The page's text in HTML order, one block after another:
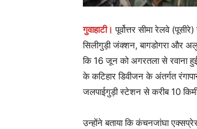
गुवाहाटी। पूर्वोत्तर सीमा रेलवे
सिलीगुड़ी जंक्शन, बागडोगरा और
कि 16 जून को अगरतला से रवाना
के कटिहार डिवीजन के अंतर्गत
जलपाईगुड़ी स्टेशन से करीब 10
उन्होंने बताया कि कंचनजांघा